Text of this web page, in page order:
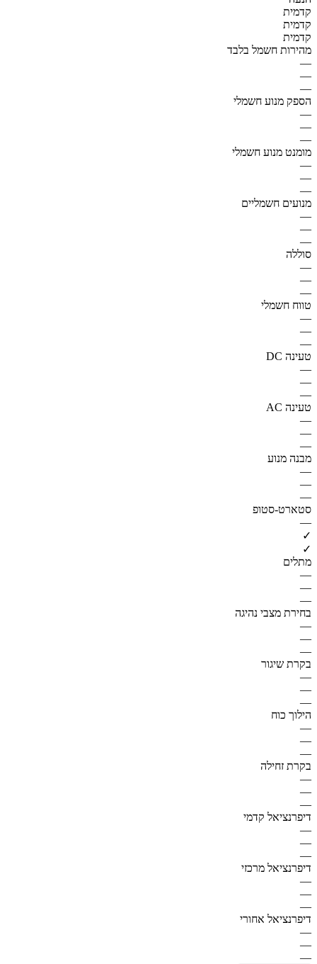
קדמית
קדמית
קדמית
מהירות חשמל בלבד
—
—
—
הספק מנוע חשמלי
—
—
—
מומנט מנוע חשמלי
—
—
—
מנועים חשמליים
—
—
—
סוללה
—
—
—
טווח חשמלי
—
—
—
טעינה DC
—
—
—
טעינה AC
—
—
—
מבנה מנוע
—
—
—
סטארט-סטופ
—
✓
✓
מתלים
—
—
—
בחירת מצבי נהיגה
—
—
—
בקרת שיגור
—
—
—
הילוך כוח
—
—
—
בקרת זחילה
—
—
—
דיפרנציאל קדמי
—
—
—
דיפרנציאל מרכזי
—
—
—
דיפרנציאל אחורי
—
—
—